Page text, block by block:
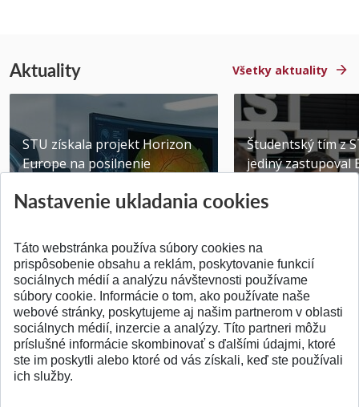
Aktuality Všetky aktuality
STU získala projekt Horizon
Europe na posilnenie
Publikované 31.07.2026
Študentský tím z
jediný zastupoval
Publikované
SPÄŤ NA VRCH
Nastavenie ukladania cookies
Táto webstránka používa súbory cookies na
prispôsobenie obsahu a reklám, poskytovanie funkcií
sociálnych médií a analýzu návštevnosti používame
súbory cookie. Informácie o tom, ako používate naše
webové stránky, poskytujeme aj našim partnerom v oblasti
sociálnych médií, inzercie a analýzy. Títo partneri môžu
príslušné informácie skombinovať s ďalšími údajmi, ktoré
ste im poskytli alebo ktoré od vás získali, keď ste používali
ich služby.